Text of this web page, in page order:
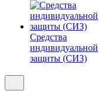
Средства
индивидуальной
защиты (СИЗ)